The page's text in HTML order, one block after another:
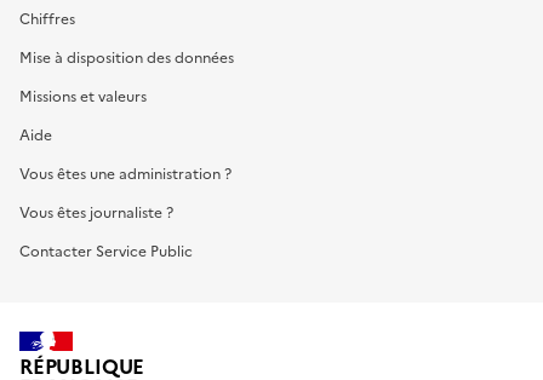
Chiffres
Mise à disposition des données
Missions et valeurs
Aide
Vous êtes une administration ?
Vous êtes journaliste ?
Contacter Service Public
RÉPUBLIQUE